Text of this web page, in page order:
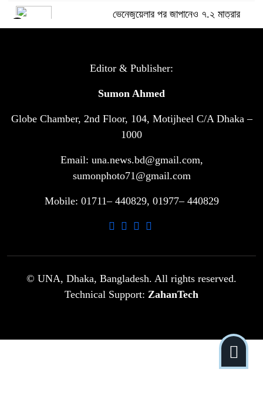
ভেনেজুয়েলার পর জাপানেও ৭.২ মাত্রার
শক্তিশালী ভূমিকম্প
টানা ৩ ম্যাচে গোল ভিনির, ইতিহাস বলছে
সরকারি ৩শ কেজি বই বিক্রির অভিযোগ
মাদ্রাসা সুপারের বিরুদ্ধে
গাড়ি বিক্রির পর মালিকানা পরিবর্তনে কঠোর
আ.লীগ ও বিএনপির বিরুদ্ধে সমানভাবে
ঢাবিতে মাথায় কাঁঠাল পড়ে মালির মৃত্যু
Editor & Publisher:
Sumon Ahmed
Globe Chamber, 2nd Floor, 104, Motijheel C/A Dhaka –
1000
Email: una.news.bd@gmail.com,
sumonphoto71@gmail.com
Mobile: 01711– 440829, 01977– 440829
© UNA, Dhaka, Bangladesh. All rights reserved.
Technical Support: ZahanTech